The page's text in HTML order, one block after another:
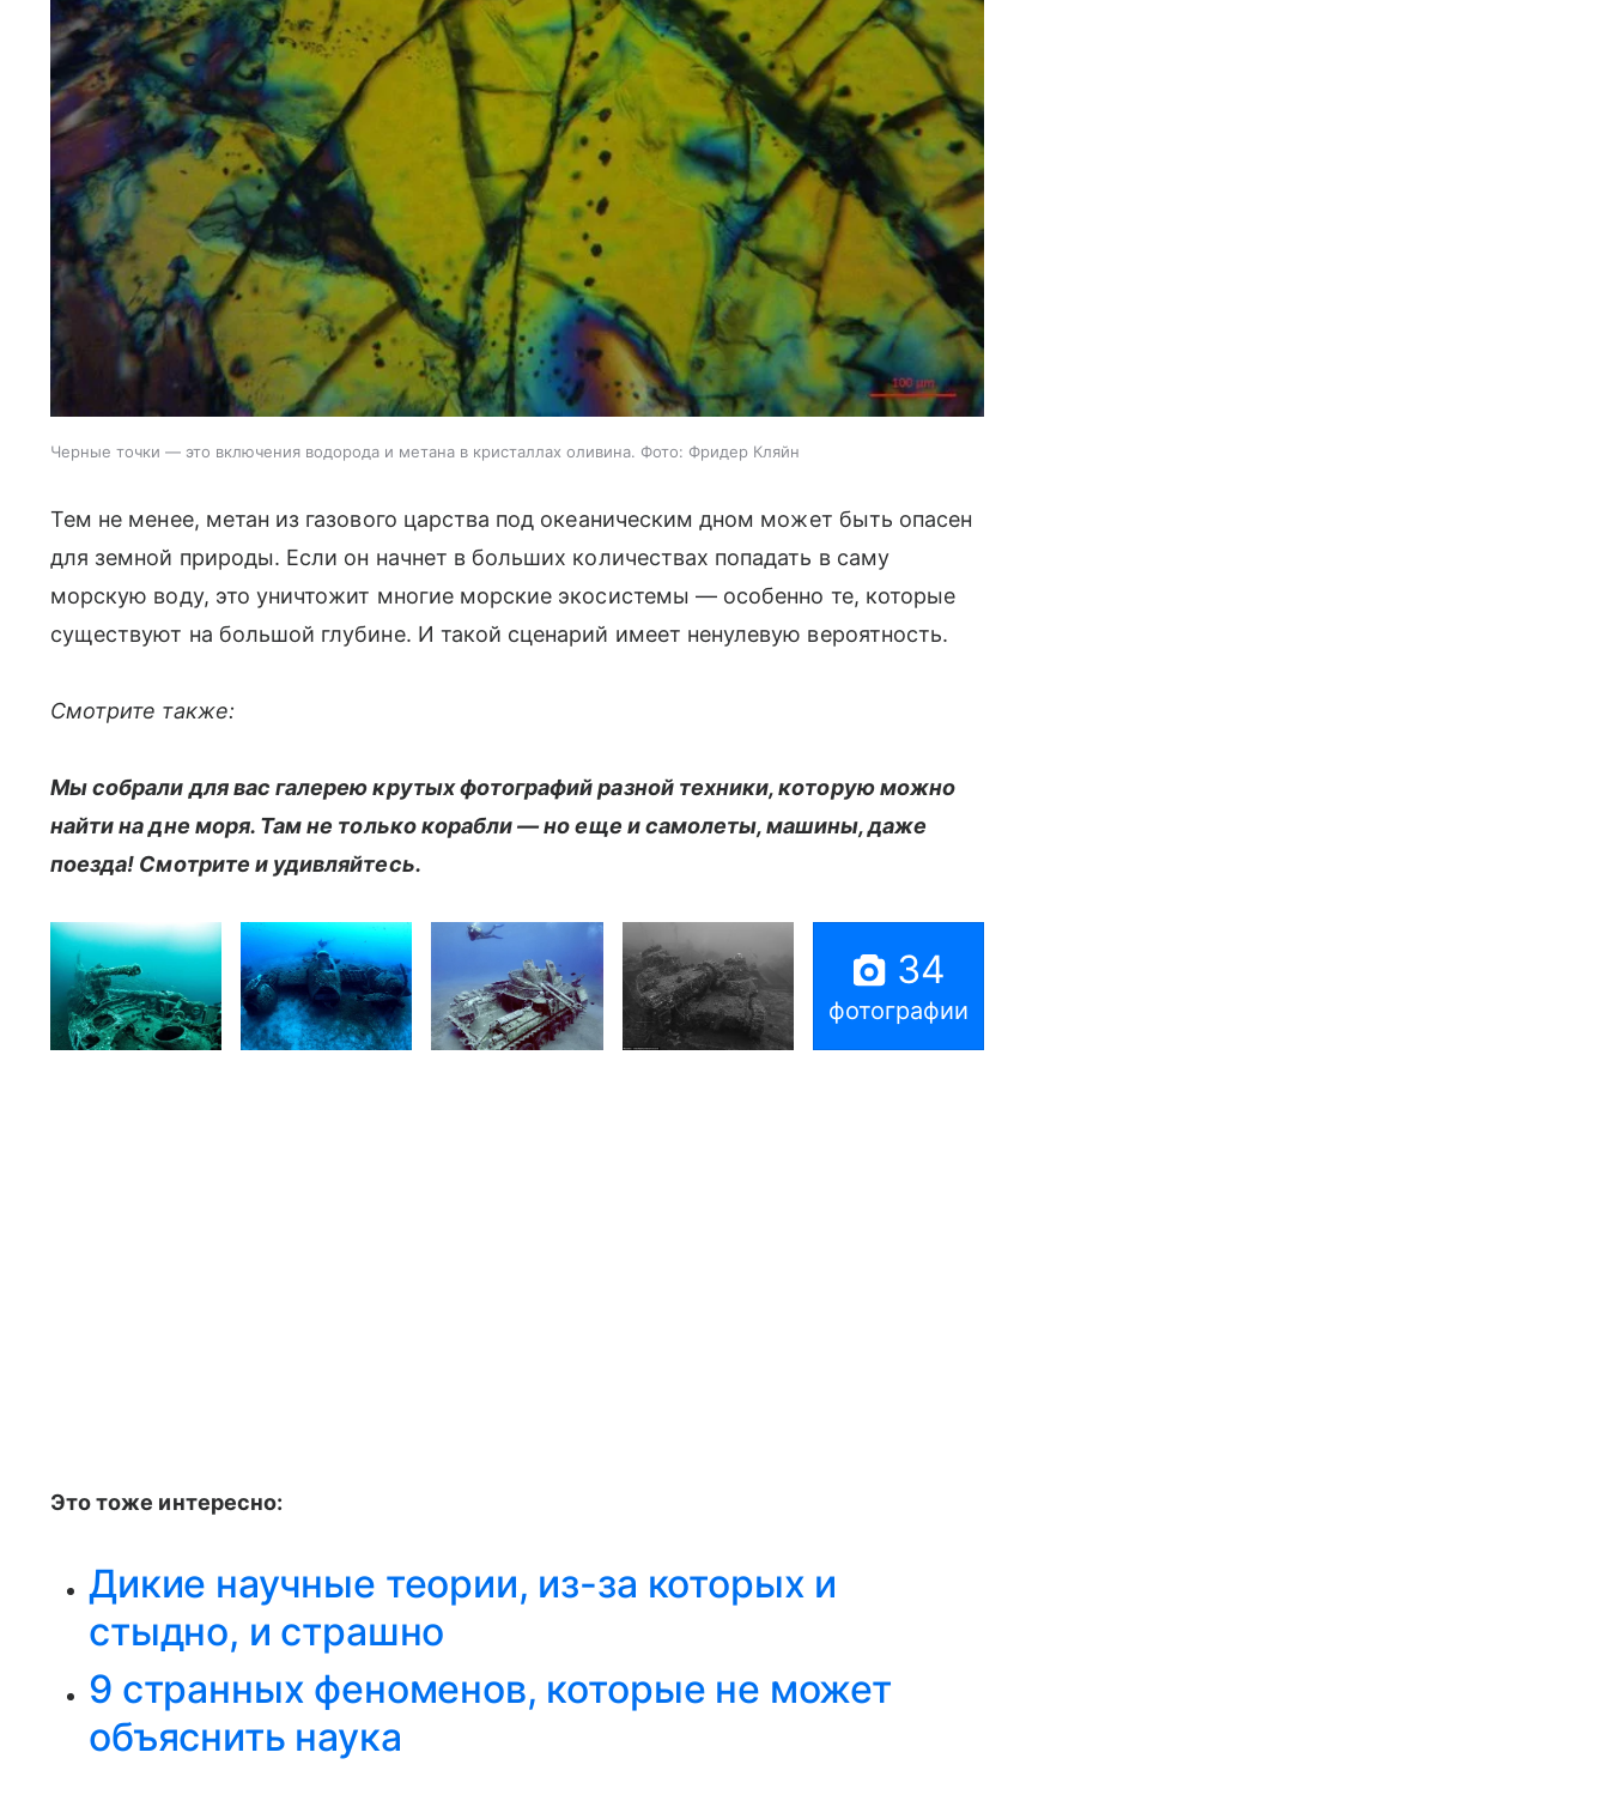
Черные точки — это включения водорода и метана в кристаллах оливина. Фото: Фридер Кляйн
Тем не менее, метан из газового царства под океаническим дном может быть опасен
для земной природы. Если он начнет в больших количествах попадать в саму
морскую воду, это уничтожит многие морские экосистемы — особенно те, которые
существуют на большой глубине. И такой сценарий имеет ненулевую вероятность.
Смотрите также:
Мы собрали для вас галерею крутых фотографий разной техники, которую можно
найти на дне моря. Там не только корабли — но еще и самолеты, машины, даже
поезда! Смотрите и удивляйтесь.
34
фотографии
Это тоже интересно:
Дикие научные теории, из-за которых и
стыдно, и страшно
9 странных феноменов, которые не может
объяснить наука